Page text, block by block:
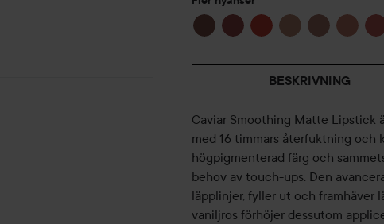
BESKRIVNING
Caviar Smoothing Matte Lipstick
med 16 timmars återfuktning
högpigmenterad färg och
behov av touch-ups. Den
läpplinjer, fyller ut och framhäver
vaniljros förhöjer dessutom